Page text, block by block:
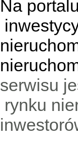
Na
serwisu
rynku